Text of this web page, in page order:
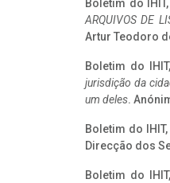
Boletim do
ARQUIVOS DE
Artur Teodoro
Boletim do
jurisdição da
um deles.
Boletim do IHIT,
Direcção dos
Boletim do